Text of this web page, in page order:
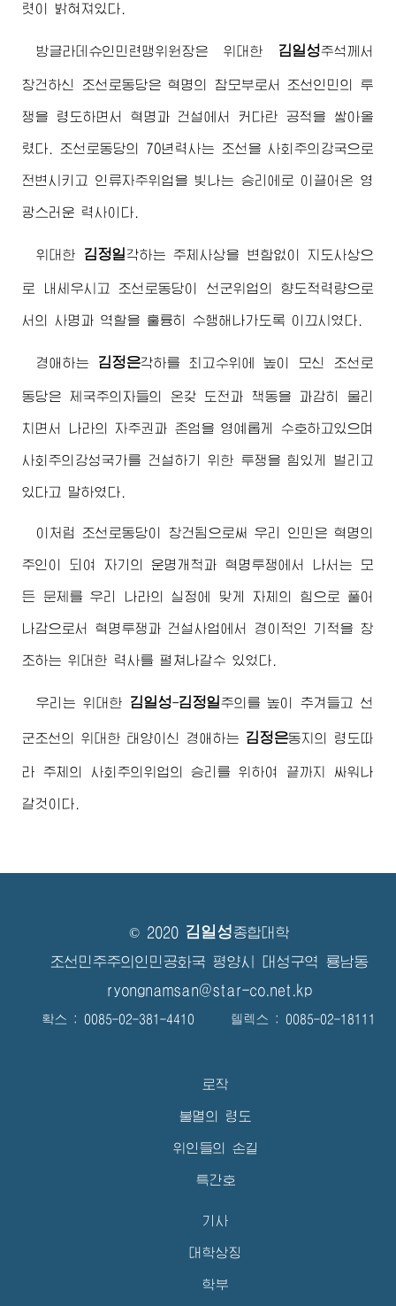
렷이 밝혀져있다.
방글라데슈인민련맹위원장은 위대한 김일성주석 께서
창건하신 조선로동당은 혁명의 참모부로서 조선인민의 투
쟁을 령도하면서 혁명과 건설에서 커다란 공적을 쌓아올
렸다. 조선로동당의 70년력사는 조선을 사회주의강국으로
전변시키고 인류자주위업을 빛나는 승리에로 이끌어온 영
광스러운 력사이다.
위대한 김정일 각하는 주체사상을 변함없이 지도사상으
로 내세우시고 조선로동당이 선군위업의 향도적력량으로
서의 사명과 역할을 훌륭히 수행해나가도록 이끄시였다.
경애하는 김정은각하를 최고수위에 높이 모신 조선로
동당은 제국주의자들의 온갖 도전과 책동을 과감히 물리
치면서 나라의 자주권과 존엄을 영예롭게 수호하고있으며
사회주의강성국가를 건설하기 위한 투쟁을 힘있게 벌리고
있다고 말하였다.
이처럼 조선로동당이 창건됨으로써 우리 인민은 혁명의
주인이 되여 자기의 운명개척과 혁명투쟁에서 나서는 모
든 문제를 우리 나라의 실정에 맞게 자체의 힘으로 풀어
나감으로서 혁명투쟁과 건설사업에서 경이적인 기적을 창
조하는 위대한 력사를 펼쳐나갈수 있었다.
우리는 위대한 김일성-김정일주의를 높이 추겨들고 선
군조선의 위대한 태양이신 경애하는 김정은동지 의 령도따
라 주체의 사회주의위업의 승리를 위하여 끝까지 싸워나
갈것이다.
© 2020 김일성종합대학
조선민주주의인민공화국 평양시 대성구역 룡남동
ryongnamsan@star-co.net.kp
확스 : 0085-02-381-4410 텔렉스 : 0085-02-18111
로작
불멸의 령도
위인들의 손길
특간호
기사
대학상징
학부